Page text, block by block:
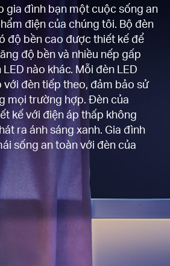
gia đình bạn một cuộc sống an
điện của chúng tôi. Bộ đèn
độ bền cao được thiết kế để
độ bền và nhiều nếp gấp
nào khác. Mỗi đèn LED
đèn tiếp theo, đảm bảo sử
mọi trường hợp. Đèn của
kế với điện áp thấp không
ra ánh sáng xanh. Gia đình
sống an toàn với đèn của